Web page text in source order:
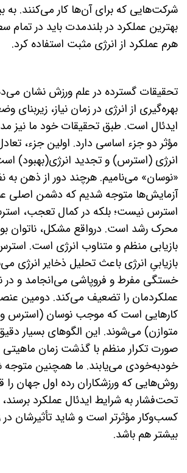
شرکت‌هایی که برای آن‌ها کار می‌کنند. به
بهترین عملکرد در بلندمدت باید در
هرم عملکرد از انرژی مثبت استفاده کرد.
تحقیقات گسترده در علم ورزش نشان
بهره‌گیری از انرژی در زمان نیاز، زیربنای
ایدئال است. طبق تحقیقات خود ما نیز
مؤثر دو جزء اساسی دارد. اولین جزء،
انرژی (استرس) و تجدید انرژی(بهبود)
«نوسان» می‌نامیم. هرچند دور از ذهن به
آزمایش‌ها متوجه شدیم که دشمن اصلی
استرس نیست؛ بلکه در کمال تعجب،
محرک رشد است. درواقع مشکل، ناتوان
بازیابی منظم و متناوب انرژی است.
بازیابیِ انرژی باعث تحلیل ذخایر انرژی
خستگی مفرط و فروپاشی می‌انجامد و در
عملکردمان را تضعیف می‌کند. دومین
کارهایی است که موجب نوسان (استرس و
متوازن) می‌شوند. این الگوهای بسیار
صورت تکرار منظم با گذشت زمان ماهیتی
خودبه‌خودی می‌یابند. ما همچنین
روش‌هایی که ورزشکاران رده اول جهان را
تحت‌فشار به شرایط ایدئال عملکرد برسند،
کسب‌وکار مؤثرتر است و شاید تأثیرشان
بیشتر هم باشد.